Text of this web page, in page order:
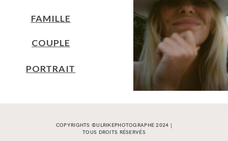
FAMILLE
COUPLE
PORTRAIT
COPYRIGHTS ©ULRIKEPHOTOGRAPHE 2024 |
TOUS DROITS RÉSERVÉS